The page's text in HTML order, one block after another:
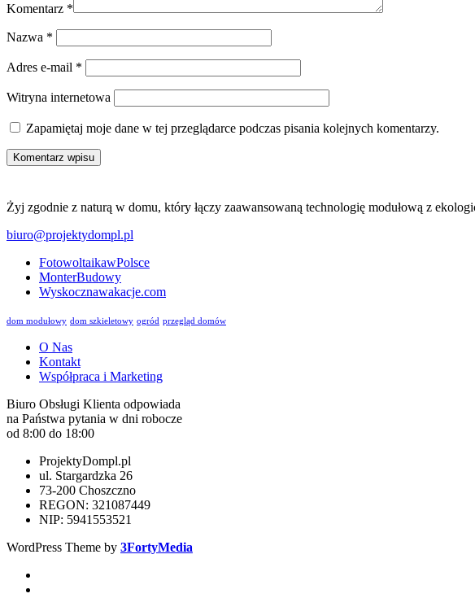
Komentarz *
Nazwa *
Adres e-mail *
Witryna internetowa
Zapamiętaj moje dane w tej przeglądarce podczas pisania kolejnych komentarzy.
Żyj zgodnie z naturą w domu, który łączy zaawansowaną technologię modułową z
biuro@projektydompl.pl
FotowoltaikawPolsce
MonterBudowy
Wyskocznawakacje.com
dom modułowy dom szkieletowy ogród przegląd domów
O Nas
Kontakt
Współpraca i Marketing
Biuro Obsługi Klienta odpowiada
na Państwa pytania w dni robocze
od 8:00 do 18:00
ProjektyDompl.pl
ul. Stargardzka 26
73-200 Choszczno
REGON: 321087449
NIP: 5941553521
WordPress Theme by 3FortyMedia